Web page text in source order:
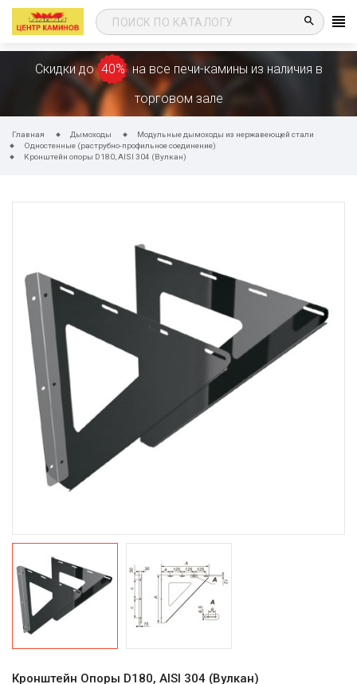
search
Скидки до 40% на все печи-камины из наличия в
торговом зале
Главная Дымоходы
Модульные дымоходы из нержавеющей стали
Одностенные (раструбно-профильное соединение)
Кронштейн опоры D180, AISI 304 (Вулкан)
Кронштейн Опоры D180, AISI 304 (Вулкан)